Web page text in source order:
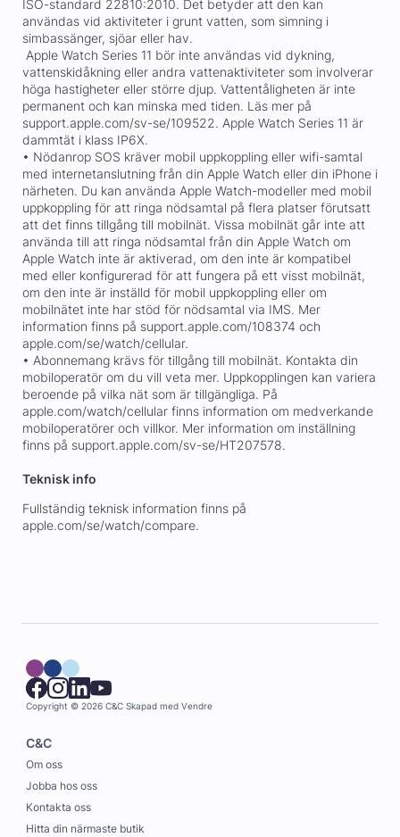
ISO-standard 22810:2010. Det betyder att den kan
användas vid aktiviteter i grunt vatten, som simning i
simbassänger, sjöar eller hav.
Apple Watch Series 11 bör inte användas vid dykning,
vattenskidåkning eller andra vattenaktiviteter som involverar
höga hastigheter eller större djup. Vattentåligheten är inte
permanent och kan minska med tiden. Läs mer på
support.apple.com/sv-se/109522. Apple Watch Series 11 är
dammtät i klass IP6X.
• Nödanrop SOS kräver mobil uppkoppling eller wifi-samtal
med internetanslutning från din Apple Watch eller din iPhone i
närheten. Du kan använda Apple Watch-modeller med mobil
uppkoppling för att ringa nödsamtal på flera platser förutsatt
att det finns tillgång till mobilnät. Vissa mobilnät går inte att
använda till att ringa nödsamtal från din Apple Watch om
Apple Watch inte är aktiverad, om den inte är kompatibel
med eller konfigurerad för att fungera på ett visst mobilnät,
om den inte är inställd för mobil uppkoppling eller om
mobilnätet inte har stöd för nödsamtal via IMS. Mer
information finns på support.apple.com/108374 och
apple.com/se/watch/cellular.
• Abonnemang krävs för tillgång till mobilnät. Kontakta din
mobiloperatör om du vill veta mer. Uppkopplingen kan variera
beroende på vilka nät som är tillgängliga. På
apple.com/watch/cellular finns information om medverkande
mobiloperatörer och villkor. Mer information om inställning
finns på support.apple.com/sv-se/HT207578.
Teknisk info
Fullständig teknisk information finns på
apple.com/se/watch/compare.
Copyright © 2026 C&C Skapad med Vendre
C&C
Om oss
Jobba hos oss
Kontakta oss
Hitta din närmaste butik